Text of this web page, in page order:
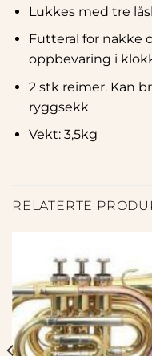
Lukkes med tre
Futteral for nakke
oppbevaring i
2 stk reimer. Kan
ryggsekk
Vekt: 3,5kg
RELATERTE